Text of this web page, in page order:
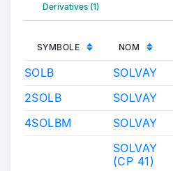
Derivatives (1)
SYMBOLE NOM
SOLB SOLVAY
2SOLB
SOLVAY
4SOLBM
SOLVAY
SOLVAY
(CP 41)